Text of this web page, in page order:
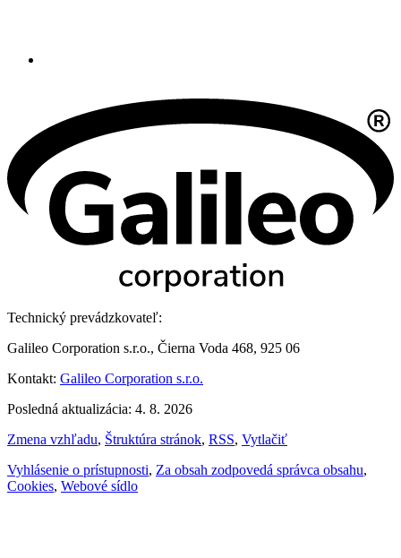
Technický prevádzkovateľ:
Galileo Corporation s.r.o., Čierna Voda 468, 925 06
Kontakt: Galileo Corporation s.r.o.
Posledná aktualizácia: 4. 8. 2026
Zmena vzhľadu, Štruktúra stránok, RSS, Vytlačiť
Vyhlásenie o prístupnosti, Za obsah zodpovedá správca obsahu,
Cookies, Webové sídlo